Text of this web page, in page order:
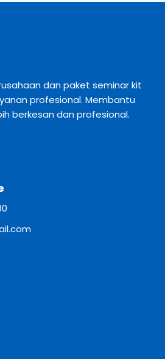
dan paket seminar kit
profesional. Membantu
berkesan dan profesional.